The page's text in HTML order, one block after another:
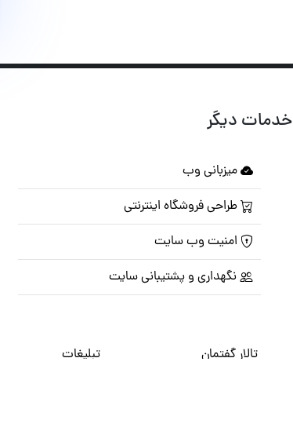
خدمات دیگر
میزبانی وب
طراحی فروشگاه اینترنتی
امنیت وب سایت
نگهداری و پشتیبانی سایت
تالار گفتمان تبلیغات